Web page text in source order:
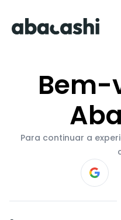
Bem-
Para continuar a